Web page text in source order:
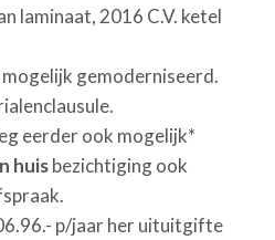
laminaat, 2016 C.V. ketel
gemoderniseerd.
eerder ook mogelijk*
huisbezichtiging ook
p/jaar her uituitgifte